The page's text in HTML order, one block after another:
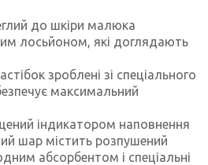
до шкіри малюка
лосьйоном, які доглядають
зроблені зі спеціального
максимальний
індикатором наповнення
шар містить розпушений
абсорбентом і спеціальні